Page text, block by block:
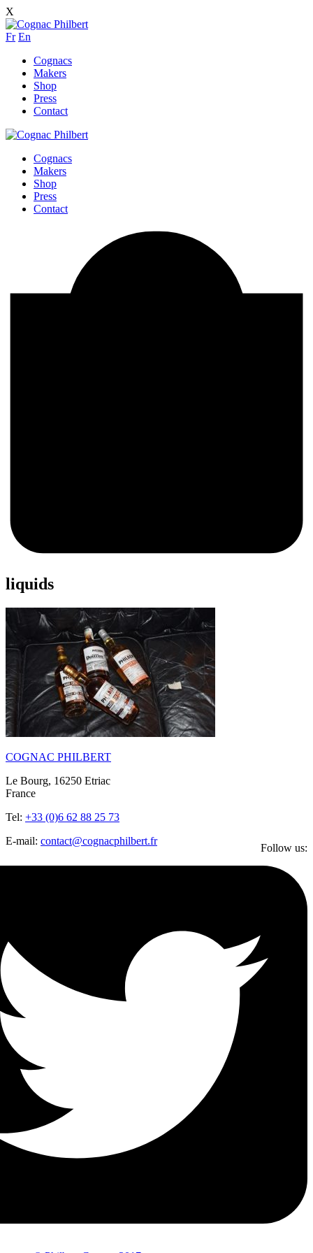
X
Fr En
Cognacs
Makers
Shop
Press
Contact
Cognacs
Makers
Shop
Press
Contact
liquids
COGNAC PHILBERT
Le Bourg, 16250 Etriac
France
Tel: +33 (0)6 62 88 25 73
E-mail: contact@cognacphilbert.fr
Follow us: